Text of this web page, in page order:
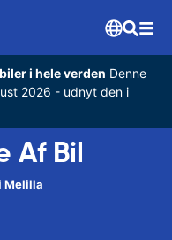
i hele verden Denne
2026 - udnyt den i
Af Bil
Melilla